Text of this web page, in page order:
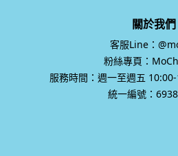
關於我們
客服Line：
粉絲專頁：
服務時間：週一至週五
統一編號：